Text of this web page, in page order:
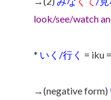
look/see/watch
* いく/行く = iku =
→(negative form)